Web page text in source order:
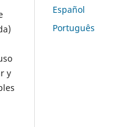
y
Español
Português